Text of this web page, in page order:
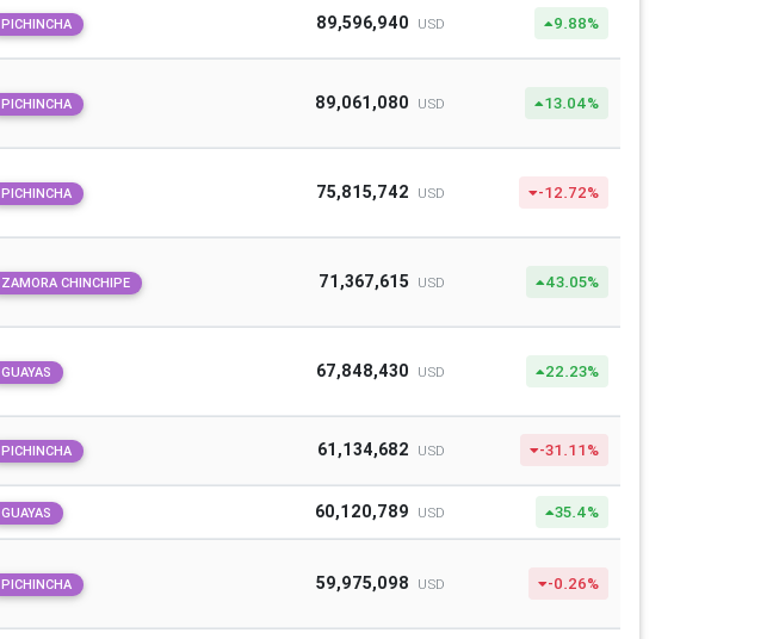
PICHINCHA 89,596,940 USD 9.88%
PICHINCHA 89,061,080 USD 13.04%
PICHINCHA 75,815,742 USD -12.72%
ZAMORA CHINCHIPE 71,367,615 USD 43.05%
GUAYAS 67,848,430 USD 22.23%
PICHINCHA 61,134,682 USD -31.11%
GUAYAS 60,120,789 USD 35.4%
PICHINCHA 59,975,098 USD -0.26%